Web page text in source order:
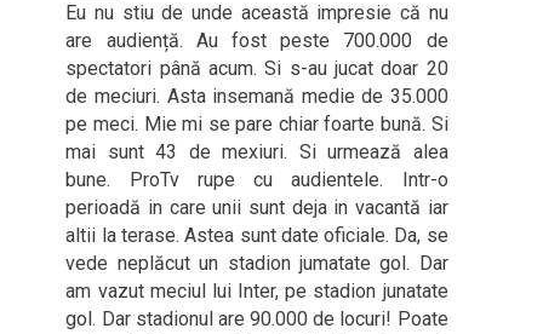
Eu nu stiu de unde această impresie că nu
are audiență. Au fost peste 700.000 de
spectatori până acum. Si s-au jucat doar 20
de meciuri. Asta insemană medie de 35.000
pe meci. Mie mi se pare chiar foarte bună. Si
mai sunt 43 de mexiuri. Si urmează alea
bune. ProTv rupe cu audientele. Intr-o
perioadă in care unii sunt deja in vacantă iar
altii la terase. Astea sunt date oficiale. Da, se
vede neplăcut un stadion jumatate gol. Dar
am vazut meciul lui Inter, pe stadion junatate
gol. Dar stadionul are 90.000 de locuri! Poate